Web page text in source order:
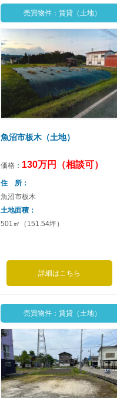
売買物件：賃貸（土地）
魚沼市板木（土地）
価格： 130万円（相談可）
住 所
魚沼市板木
土地面積
501㎡（151.54坪）
詳細はこちら
売買物件：賃貸（土地）